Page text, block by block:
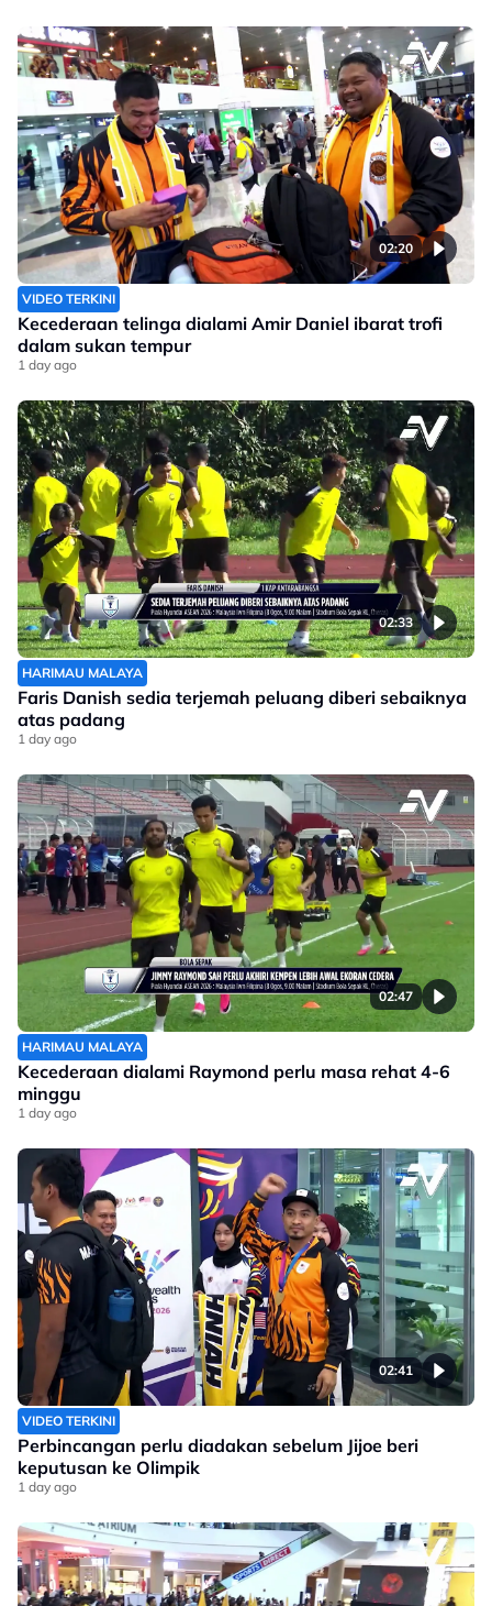
02:20
VIDEO TERKINI
Kecederaan telinga dialami Amir Daniel ibarat trofi
dalam sukan tempur
1 day ago
02:33
HARIMAU MALAYA
Faris Danish sedia terjemah peluang diberi sebaiknya
atas padang
1 day ago
02:47
HARIMAU MALAYA
Kecederaan dialami Raymond perlu masa rehat 4-6
minggu
1 day ago
02:41
VIDEO TERKINI
Perbincangan perlu diadakan sebelum Jijoe beri
keputusan ke Olimpik
1 day ago